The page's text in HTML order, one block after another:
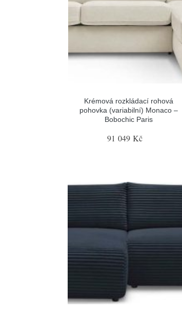
Krémová rozkládací rohová
pohovka (variabilní) Monaco –
Bobochic Paris
91 049 Kč